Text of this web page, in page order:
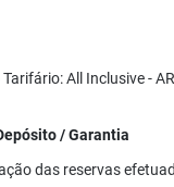
All Inclusive -
/ Garantia
das reservas